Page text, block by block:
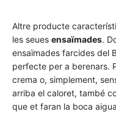
Altre producte
les seues ensaïmades.
ensaïmades farcides del
perfecte per a berenars.
crema o, simplement,
arriba el caloret, també
que et faran la boca